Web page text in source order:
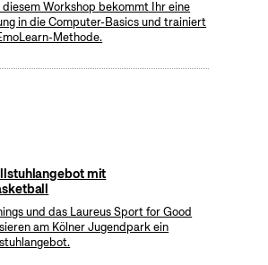
diesem Workshop bekommt Ihr eine
in die Computer-Basics und trainiert
Methode.
mit
und das Laureus Sport for Good
am Kölner Jugendpark ein